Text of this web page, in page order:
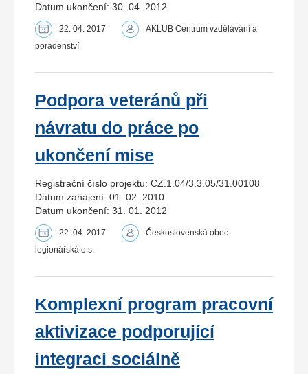
Datum ukončení: 30. 04. 2012
22. 04. 2017
AKLUB Centrum vzdělávání a
poradenství
Podpora veteránů při
návratu do práce po
ukončení mise
Registrační číslo projektu: CZ.1.04/3.3.05/31.00108
Datum zahájení: 01. 02. 2010
Datum ukončení: 31. 01. 2012
22. 04. 2017
Československá obec
legionářská o.s.
Komplexní program pracovní
aktivizace podporující
integraci sociálně